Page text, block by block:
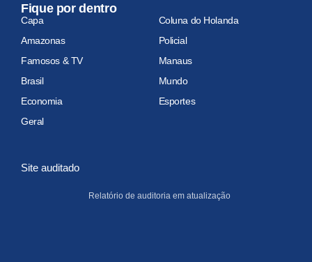
Fique por dentro
Capa
Coluna do Holanda
Amazonas
Policial
Famosos & TV
Manaus
Brasil
Mundo
Economia
Esportes
Geral
Site auditado
Relatório de auditoria em atualização